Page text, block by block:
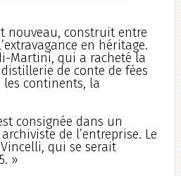
nouveau, construit entre
en héritage.
Martini, qui a racheté la
de conte de fées
continents, la
consignée dans un
de l’entreprise. Le
qui se serait
»